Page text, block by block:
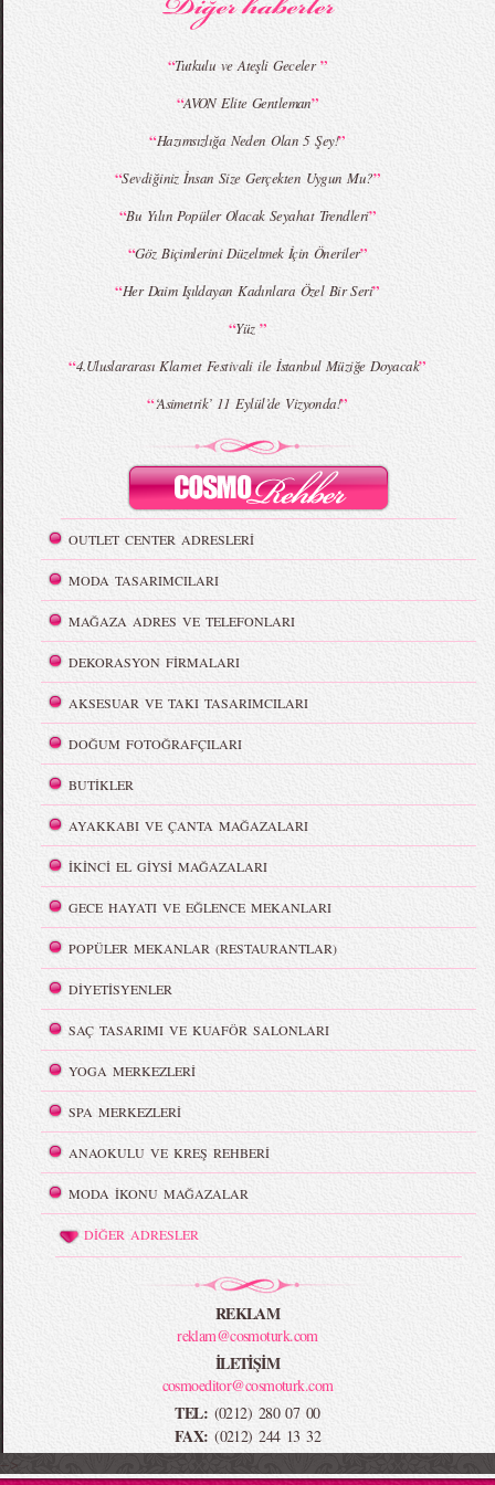
MBFWI - Giray Sepin 2015 Yaz Koleksiyonu MBFWI - Burçe Bekrek 2015 Yaz Koleksiyonu
“Tutkulu ve Ateşli Geceler”
“AVON Elite Gentleman”
“Hazımsızlığa Neden Olan 5 Şey!”
“Sevdiğiniz İnsan Size Gerçekten Uygun Mu?”
“Bu Yılın Popüler Olacak Seyahat Trendleri”
“Göz Biçimlerini Düzeltmek İçin Öneriler”
“Her Daim Işıldayan Kadınlara Özel Bir Seri”
“Yüz ”
“4.Uluslararası Klarnet Festivali ile İstanbul Müziğe Doyacak”
“‘Asimetrik’ 11 Eylül’de Vizyonda!”
OUTLET CENTER ADRESLERİ
MODA TASARIMCILARI
MAĞAZA ADRES VE TELEFONLARI
DEKORASYON FİRMALARI
AKSESUAR VE TAKI TASARIMCILARI
DOĞUM FOTOĞRAFÇILARI
BUTİKLER
AYAKKABI VE ÇANTA MAĞAZALARI
İKİNCİ EL GİYSİ MAĞAZALARI
GECE HAYATI VE EĞLENCE MEKANLARI
POPÜLER MEKANLAR (RESTAURANTLAR)
DİYETİSYENLER
SAÇ TASARIMI VE KUAFÖR SALONLARI
YOGA MERKEZLERİ
SPA MERKEZLERİ
ANAOKULU VE KREŞ REHBERİ
MODA İKONU MAĞAZALAR
DİĞER ADRESLER
REKLAM
reklam@cosmoturk.com
İLETİŞİM
cosmoeditor@cosmoturk.com
TEL: (0212) 280 07 00
FAX: (0212) 244 13 32
-->